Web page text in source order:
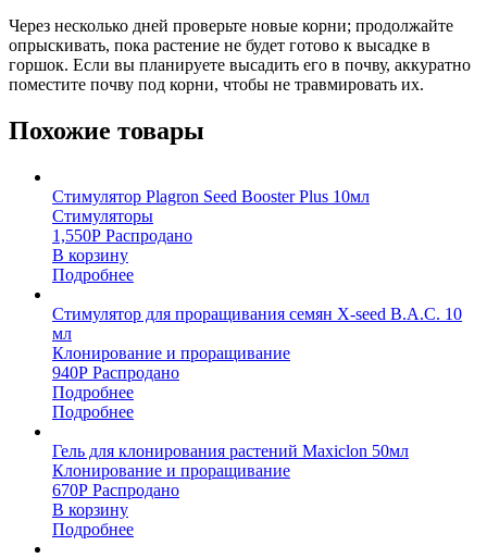
Через несколько дней проверьте новые корни; продолжайте
опрыскивать, пока растение не будет готово к высадке в
горшок. Если вы планируете высадить его в почву, аккуратно
поместите почву под корни, чтобы не травмировать их.
Похожие товары
Стимулятор Plagron Seed Booster Plus 10мл
Стимуляторы
1,550Р Распродано
В корзину
Подробнее
Стимулятор для проращивания семян X-seed B.A.C. 10
мл
Клонирование и проращивание
940Р Распродано
Подробнее
Подробнее
Гель для клонирования растений Maxiclon 50мл
Клонирование и проращивание
670Р Распродано
В корзину
Подробнее